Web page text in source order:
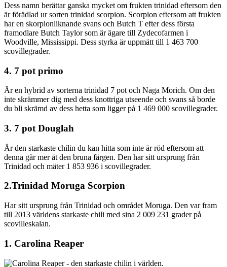
Dess namn berättar ganska mycket om frukten trinidad eftersom den
är förädlad ur sorten trinidad scorpion. Scorpion eftersom att frukten
har en skorpionliknande svans och Butch T efter dess första
framodlare Butch Taylor som är ägare till Zydecofarmen i
Woodville, Mississippi. Dess styrka är uppmätt till 1 463 700
scovillegrader.
4. 7 pot primo
Är en hybrid av sorterna trinidad 7 pot och Naga Morich. Om den
inte skrämmer dig med dess knottriga utseende och svans så borde
du bli skrämd av dess hetta som ligger på 1 469 000 scovillegrader.
3. 7 pot Douglah
Är den starkaste chilin du kan hitta som inte är röd eftersom att
denna går mer åt den bruna färgen. Den har sitt ursprung från
Trinidad och mäter 1 853 936 i scovillegrader.
2.Trinidad Moruga Scorpion
Har sitt ursprung från Trinidad och området Moruga. Den var fram
till 2013 världens starkaste chili med sina 2 009 231 grader på
scovilleskalan.
1. Carolina Reaper